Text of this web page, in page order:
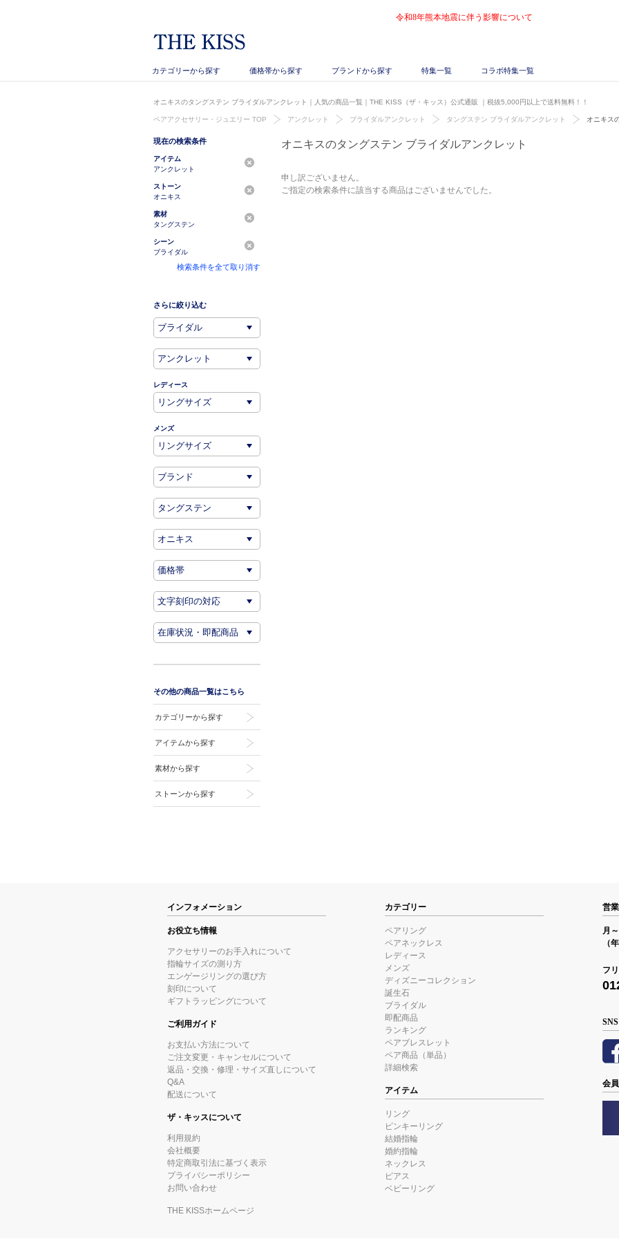
令和8年熊本地震に伴う影響について
カテゴリーから探す 価格帯から探す ブランドから探す 特集一覧 コラボ特集一覧
オニキスのタングステン ブライダルアンクレット｜人気の商品一覧｜THE KISS（ザ・キッス）公式通販 ｜税抜5,000円以上で送料無料！！
ペアアクセサリー・ジュエリー TOP アンクレット ブライダルアンクレット タングステン ブライダルアンクレット オニキス
オニキスのタングステン ブライダルアンクレット
申し訳ございません。
ご指定の検索条件に該当する商品はございませんでした。
現在の検索条件
アイテム
アンクレット
ストーン
オニキス
素材
タングステン
シーン
ブライダル
検索条件を全て取り消す
さらに絞り込む
レディース
メンズ
その他の商品一覧はこちら
カテゴリーから探す
アイテムから探す
素材から探す
ストーンから探す
インフォメーション
お役立ち情報
アクセサリーのお手入れについて
指輪サイズの測り方
エンゲージリングの選び方
刻印について
ギフトラッピングについて
ご利用ガイド
お支払い方法について
ご注文変更・キャンセルについて
返品・交換・修理・サイズ直しについて
Q&A
配送について
ザ・キッスについて
利用規約
会社概要
特定商取引法に基づく表示
プライバシーポリシー
お問い合わせ
THE KISSホームページ
カテゴリー
ペアリング
ペアネックレス
レディース
メンズ
ディズニーコレクション
誕生石
ブライダル
即配商品
ランキング
ペアブレスレット
ペア商品（単品）
詳細検索
アイテム
リング
ピンキーリング
結婚指輪
婚約指輪
ネックレス
ピアス
ベビーリング
営
月
（
フ
SNS
会